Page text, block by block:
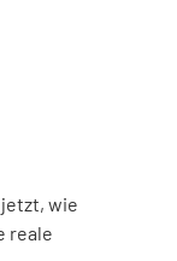
wie
reale